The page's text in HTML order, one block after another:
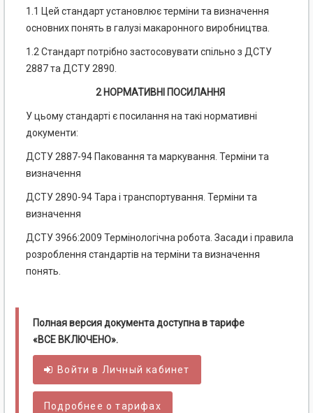
1.1 Цей стандарт установлює терміни та визначення
основних понять в галузі макаронного виробництва.
1.2 Стандарт потрібно застосовувати спільно з ДСТУ
2887 та ДСТУ 2890.
2 НОРМАТИВНІ ПОСИЛАННЯ
У цьому стандарті є посилання на такі нормативні
документи:
ДСТУ 2887-94 Паковання та маркування. Терміни та
визначення
ДСТУ 2890-94 Тара і транспортування. Терміни та
визначення
ДСТУ 3966:2009 Термінологічна робота. Засади і правила
розроблення стандартів на терміни та визначення
понять.
Полная версия документа доступна в тарифе
«ВСЕ ВКЛЮЧЕНО».
Войти в Личный кабинет
Подробнее о тарифах